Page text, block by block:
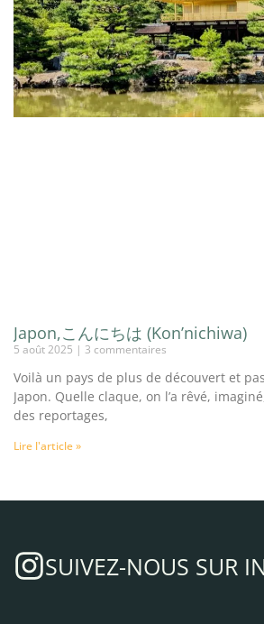
Japon,こんにちは (Kon’nichiwa)
5 août 2025 3 commentaires
Voilà un pays de plus de découvert et
Japon. Quelle claque, on l’a rêvé,
des reportages,
Lire l'article »
SUIVEZ-NOUS SUR